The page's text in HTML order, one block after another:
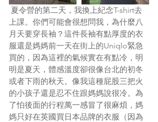
上課。你們可能會很想問我，為什麼八
月天要穿長袖？這件長袖有點厚度的衣
服還是媽媽前一天在街上的Uniqlo緊急
買的，因為這裡的氣候實在有點冷，明
明是夏天，體感溫度卻很像台北的初冬
或者下雨的秋天。像我這種屁股三把火
的小孩子還是忍不住跟媽媽說很冷。為
了怕後面的行程萬一感冒了很麻煩，媽
媽只好在英國買日本品牌的衣服（因為